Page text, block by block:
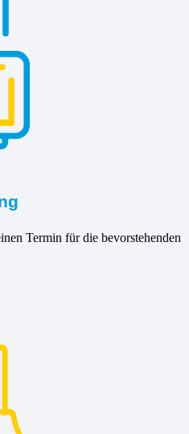
Termin für die bevorstehenden